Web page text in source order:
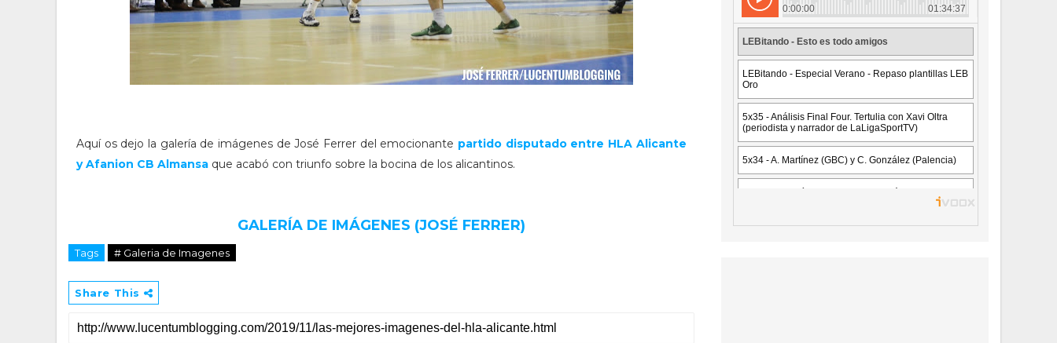
Aquí os dejo la galería de imágenes de José Ferrer del emocionante partido disputado entre HLA Alicante
y Afanion CB Almansa que acabó con triunfo sobre la bocina de los alicantinos.
GALERÍA DE IMÁGENES (JOSÉ FERRER)
Tags # Galeria de Imagenes
Share This